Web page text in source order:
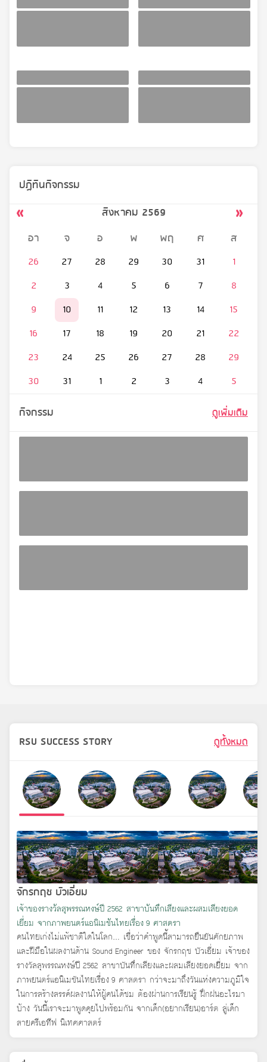
ปฏิทินกิจกรรม
สิงหาคม 2569
อา
จ อ พ พฤ ศ ส
26 27 28 29 30 31
1
2
3 4 5 6 7
8
9
10 11 12 13 14
15
16
17 18 19 20 21
22
23
24 25 26 27 28
29
30
31 1 2 3 4 5
กิจกรรม ดูเพิ่มเติม
RSU SUCCESS STORY ดูทั้งหมด
จักรกฤช บัวเอี่ยม
เจ้าของรางวัลสุพรรณหงษ์ปี 2562 สาขาบันทึกเสียงและผสมเสียงยอด
เยี่ยม จากภาพยนตร์แอนิเมชันไทยเรื่อง 9 ศาสตรา
คนไทยเก่งไม่แพ้ชาติใดในโลก... เชื่อว่าคำพูดนี้สามารถยืนยันศักยภาพ
และฝีมือในผลงานด้าน Sound Engineer ของ จักรกฤช บัวเอี่ยม เจ้าของ
รางวัลสุพรรณหงษ์ปี 2562 สาขาบันทึกเสียงและผสมเสียงยอดเยี่ยม จาก
ภาพยนตร์แอนิเมชันไทยเรื่อง 9 ศาสตรา กว่าจะมาถึงวันแห่งความภูมิใจ
ในการสร้างสรรค์ผลงานให้ผู้คนได้ชม ต้องผ่านการเรียนรู้ ฝึกฝนอะไรมา
บ้าง วันนี้เราจะมาพูดคุยไปพร้อมกัน จากเด็ก(อยากเรียน)อาร์ต สู่เด็ก
สายครีเอทีฟ นิเทศศาสตร์